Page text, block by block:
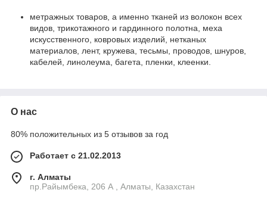
метражных товаров, а именно тканей из волокон всех
видов, трикотажного и гардинного полотна, меха
искусственного, ковровых изделий, нетканых
материалов, лент, кружева, тесьмы, проводов, шнуров,
кабелей, линолеума, багета, пленки, клеенки.
О нас
80% положительных из 5 отзывов за год
Работает с 21.02.2013
г. Алматы
пр.Райымбека, 206 А , Алматы, Казахстан